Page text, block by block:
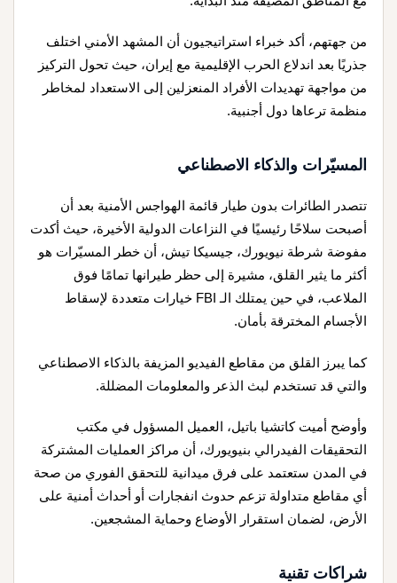
من جهتهم، أكد خبراء استراتيجيون أن المشهد الأمني اختلف
جذريًا بعد اندلاع الحرب الإقليمية مع إيران، حيث تحول التركيز
من مواجهة تهديدات الأفراد المنعزلين إلى الاستعداد لمخاطر
منظمة ترعاها دول أجنبية.
المسيّرات والذكاء الاصطناعي
تتصدر الطائرات بدون طيار قائمة الهواجس الأمنية بعد أن
أصبحت سلاحًا رئيسيًا في النزاعات الدولية الأخيرة، حيث أكدت
مفوضة شرطة نيويورك، جيسيكا تيش، أن خطر المسيّرات هو
أكثر ما يثير القلق، مشيرة إلى حظر طيرانها تمامًا فوق
الملاعب، في حين يمتلك الـ FBI خيارات متعددة لإسقاط
الأجسام المخترقة بأمان.
كما يبرز القلق من مقاطع الفيديو المزيفة بالذكاء الاصطناعي
والتي قد تستخدم لبث الذعر والمعلومات المضللة.
وأوضح أميت كاتشيا باتيل، العميل المسؤول في مكتب
التحقيقات الفيدرالي بنيويورك، أن مراكز العمليات المشتركة
في المدن ستعتمد على فرق ميدانية للتحقق الفوري من صحة
أي مقاطع متداولة تزعم حدوث انفجارات أو أحداث أمنية على
الأرض، لضمان استقرار الأوضاع وحماية المشجعين.
شراكات تقنية